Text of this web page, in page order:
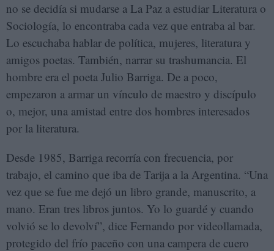
no se decidía si mudarse a La Paz a estudiar Literatura o
Sociología, lo encontraba cada vez que entraba al bar.
Lo escuchaba hablar de política, mujeres, literatura y
amigos poetas. También, narrar su trashumancia. El
hombre era el poeta Julio Barriga. De a poco,
empezaron a armar un vínculo de maestro y discípulo
o, mejor, una amistad entre dos hombres interesados
por la literatura.
Desde 1985, Barriga recorría con frecuencia, por
trabajo, el camino que iba de Tarija a la Argentina. “Una
vez que se fue me dejó un libro grande, manuscrito, a
mano. Eran tres libros juntos. Yo lo guardé y cuando
volvió se lo devolví”, dice Fernando por videollamada,
protegido del frío paceño con una campera de cuero